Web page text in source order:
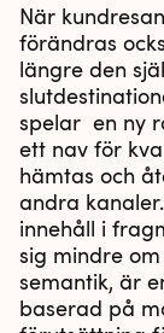
När
förändras
längre den
spelar en ny
ett nav för
hämtas och
andra
innehåll i
sig mindre
semantik, är
baserad på